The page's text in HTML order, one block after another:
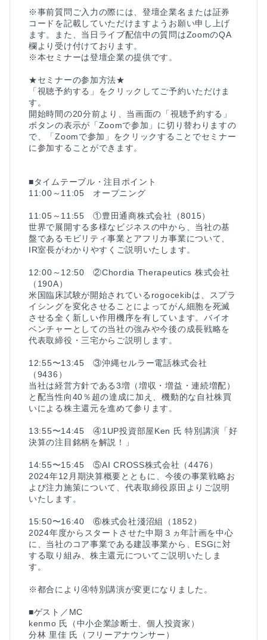
※事前質問ご入力の際には、登壇企業名または証券
コードを記載していただけますようお願い申し上げ
ます。また、当日ライブ配信中の質問はZoomのQA
欄より受け付けております。
※本セミナーは登壇企業の提供です。
★セミナーの参加方法★
「視聴予約する」をクリックしてご予約いただけま
す。
開始時間の20分前より、当画面の「視聴予約する」
ボタンの表示が「Zoomで参加」に切り替わりますの
で、「Zoomで参加」をクリックすることでセミナー
に参加することができます。
■タイムテーブル・注目ポイント
11:00～11:05　オープニング
11:05～11:55　①豊田通商株式会社（8015）
世界で展開する多様なビジネスの中から、当社の基
盤であるモビリティ事業とアフリカ事業について、
IR室長がわかりやすくご説明いたします。
12:00～12:50　②Chordia Therapeutics 株式会社
（190A）
米国臨床試験が開始されているrogocekibは、スプラ
イシングを変化させることによってがん細胞を死滅
させる全く新しい作用機序を有しています。バイオ
ベンチャーとしての当社の強みや今後の成長戦略を
代表取締役・三宅からご説明します。
12:55〜13:45　③沖縄セルラー電話株式会社
（9436）
当社は経営方針である3増（増収・増益・連続増配）
と配当性向40％超の達成に加え、機動的な自社株買
いによる株主還元を進めて参ります。
13:55〜14:45　④1UP投資部屋Ken 氏 特別講演「好
決算の注目銘柄を解説！」
14:55〜15:45　⑤AI CROSS株式会社（4476）
2024年12月期決算概要とともに、今後の事業戦略お
よび注力施策について、代表取締役原田よりご説明
いたします。
15:50〜16:40　⑥株式会社淺沼組（1852）
2024年度からスタートさせた中期３ヵ年計画を中心
に、当社のコア事業である建設事業から、ESGに対
する取り組み、株主還元についてご説明いたしま
す。
※都合により④特別講演が変更になりました。
■ゲスト／MC
kenmo 氏（中小企業診断士、個人投資家）
分林 里佳 氏（フリーアナウンサー）